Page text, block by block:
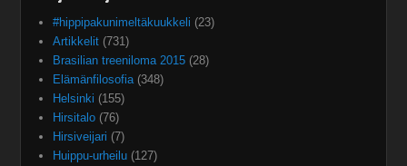
#hippipakunimeltäkuukkeli (23)
Artikkelit (731)
Brasilian treeniloma 2015 (28)
Elämänfilosofia (348)
Helsinki (155)
Hirsitalo (76)
Hirsiveijari (7)
Huippu-urheilu (127)